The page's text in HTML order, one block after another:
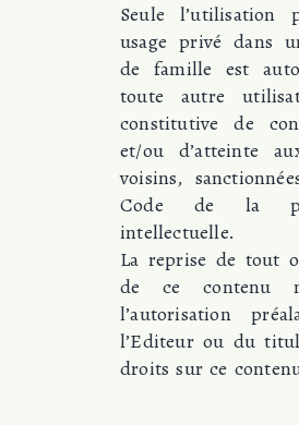
Seule l’utilisation
usage privé dans
de famille est
toute autre
constitutive de
et/ou d’atteinte
voisins,
Code de la
intellectuelle.
La reprise de tout
de ce contenu
l’autorisation
l’Editeur ou du
droits sur ce